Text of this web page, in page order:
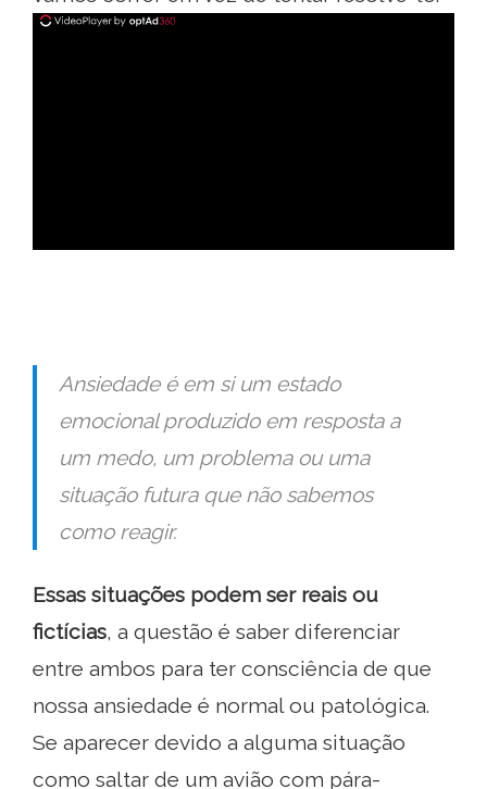
Ansiedade é em si um estado
emocional produzido em resposta a
um medo, um problema ou uma
situação futura que não sabemos
como reagir.
Essas situações podem ser reais ou
fictícias, a questão é saber diferenciar
entre ambos para ter consciência de que
nossa ansiedade é normal ou patológica.
Se aparecer devido a alguma situação
como saltar de um avião com pára-